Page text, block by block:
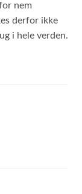
nem
derfor ikke
i hele verden.